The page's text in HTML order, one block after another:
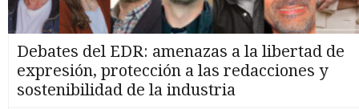
Debates del EDR: amenazas a la libertad de
expresión, protección a las redacciones y
sostenibilidad de la industria